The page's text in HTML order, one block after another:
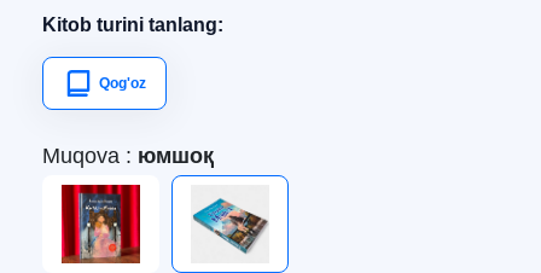
Kitob turini tanlang:
Qog'oz
Muqova : юмшоқ